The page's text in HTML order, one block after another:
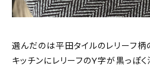
選んだのは平田タイルのレリーフ柄
キッチンにレリーフのY字が黒っぽ